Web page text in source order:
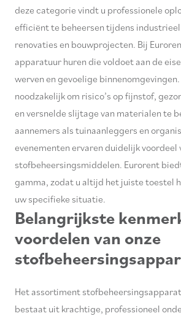
deze categorie vindt u professionele
efficiënt te beheersen tijdens
renovaties en bouwprojecten. Bij
apparatuur huren die voldoet aan de
werven en gevoelige
noodzakelijk om risico’s op fijnstof,
en versnelde slijtage van materialen te
aannemers als tuinaanleggers en
evenementen ervaren duidelijk voordeel
stofbeheersingsmiddelen. Eurorent
gamma, zodat u altijd het juiste toestel
uw specifieke situatie.
Belangrijkste
voordelen van onze
Het assortiment
bestaat uit krachtige, professioneel